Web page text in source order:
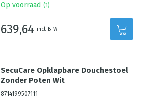
Op voorraad (1 )
639,64 incl. BTW
SecuCare Opklapbare Douchestoel
Zonder Poten Wit
8714199507111